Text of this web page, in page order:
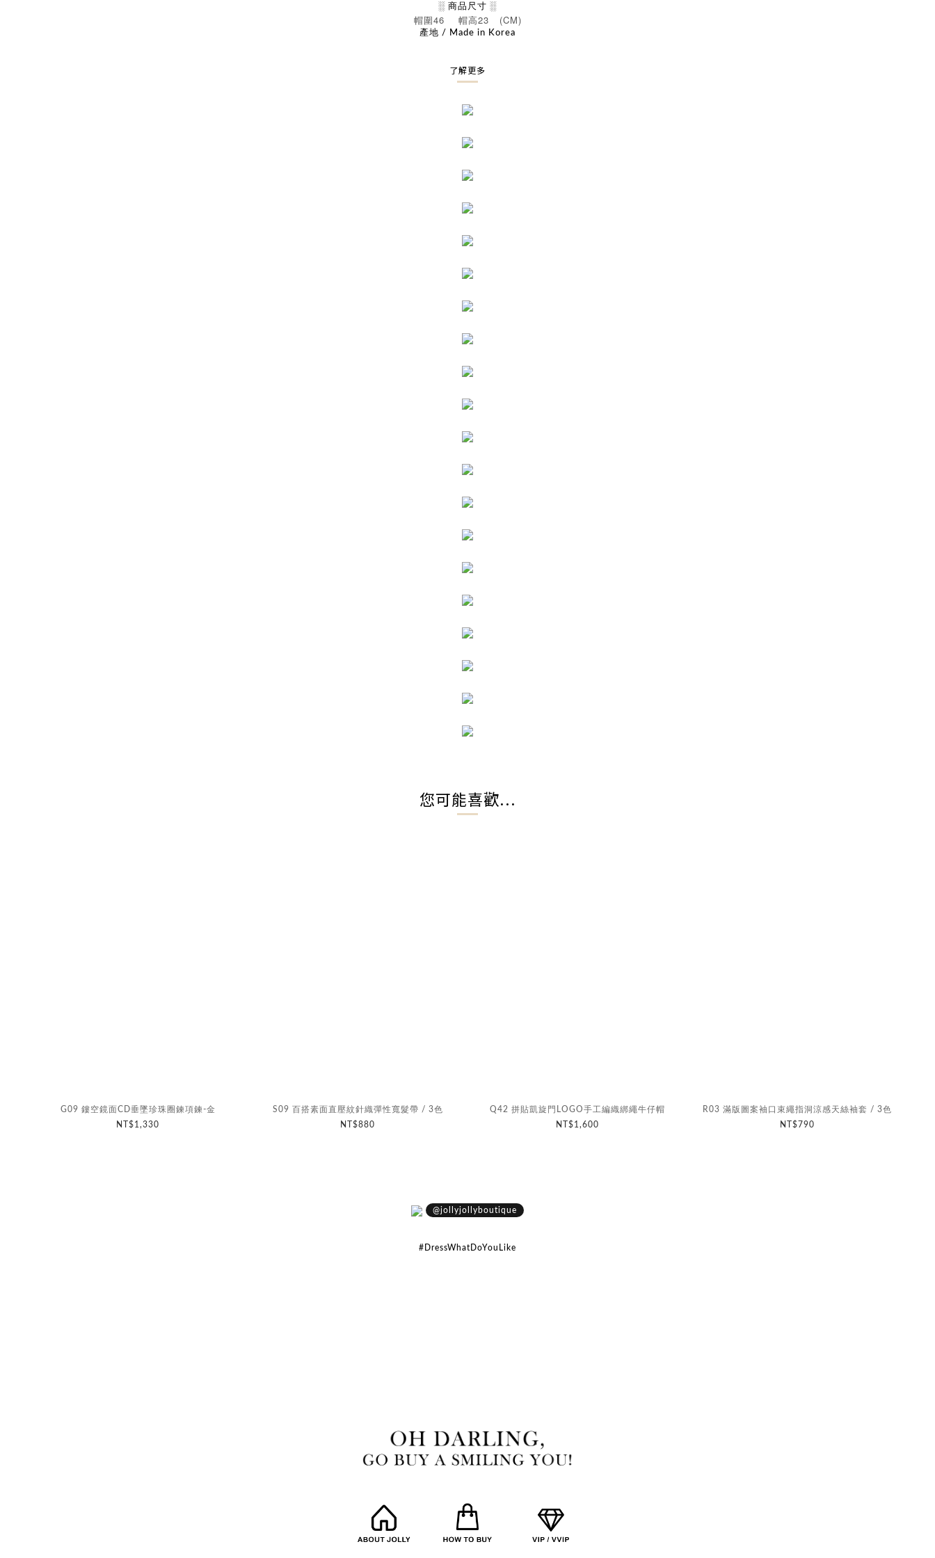
░ 商品尺寸 ░
帽圍46 帽高23 (CM)
產地 / Made in Korea
了解更多
您可能喜歡...
G09 鏤空鏡面CD垂墜珍珠圈鍊項鍊-金
NT$1,330
S09 百搭素面直壓紋針織彈性寬髮帶 / 3色
NT$880
Q42 拼貼凱旋門LOGO手工編織綁繩牛仔帽
NT$1,600
R03 滿版圖案袖口束繩指洞涼感天絲袖套 / 3色
NT$790
@jollyjollyboutique
#DressWhatDoYouLike